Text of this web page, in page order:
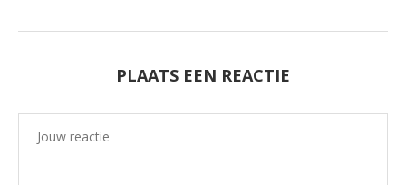
PLAATS EEN REACTIE